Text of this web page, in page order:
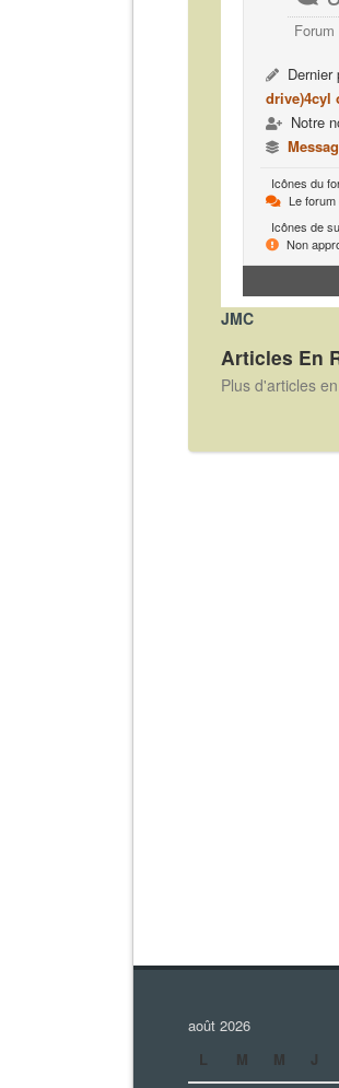
Forum
Dernier
drive)4cyl
Notre
Icônes du
Le
Icônes de
Non
JMC
Articles En
Plus d'articles
août 2026
L
M M J